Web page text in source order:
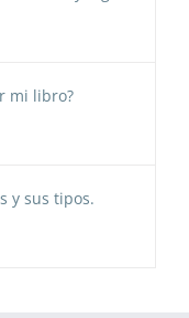
mi libro?
y sus tipos.